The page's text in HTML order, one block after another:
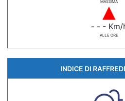
MASSIMA
- - - Km/
ALLE ORE
INDICE DI